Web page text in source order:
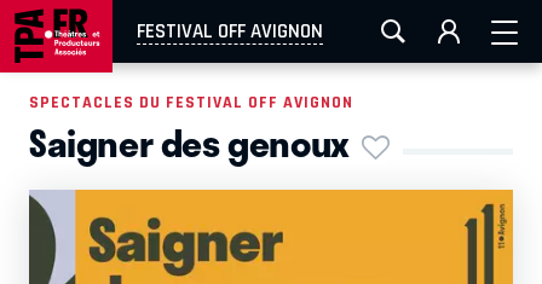
FESTIVAL OFF AVIGNON
AIX-MARSEILLE AURAY CAEN LA ROCHELLE
EN TOURNÉE
SPECTACLES DU FESTIVAL OFF AVIGNON
Saigner des genoux